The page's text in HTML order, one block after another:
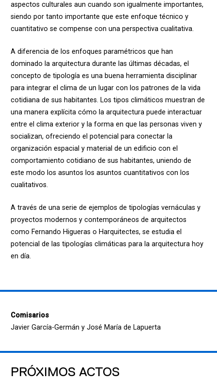
aspectos culturales aun cuando son igualmente importantes,
siendo por tanto importante que este enfoque técnico y
cuantitativo se compense con una perspectiva cualitativa.
A diferencia de los enfoques paramétricos que han
dominado la arquitectura durante las últimas décadas, el
concepto de tipología es una buena herramienta disciplinar
para integrar el clima de un lugar con los patrones de la vida
cotidiana de sus habitantes. Los tipos climáticos muestran de
una manera explícita cómo la arquitectura puede interactuar
entre el clima exterior y la forma en que las personas viven y
socializan, ofreciendo el potencial para conectar la
organización espacial y material de un edificio con el
comportamiento cotidiano de sus habitantes, uniendo de
este modo los asuntos los asuntos cuantitativos con los
cualitativos.
A través de una serie de ejemplos de tipologías vernáculas y
proyectos modernos y contemporáneos de arquitectos
como Fernando Higueras o Harquitectes, se estudia el
potencial de las tipologías climáticas para la arquitectura hoy
en día.
Comisarios
Javier García-Germán y José María de Lapuerta
PRÓXIMOS ACTOS